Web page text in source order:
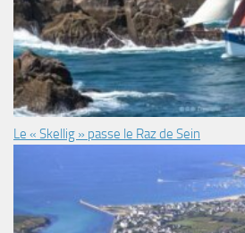
Le « Skellig » passe le Raz de Sein